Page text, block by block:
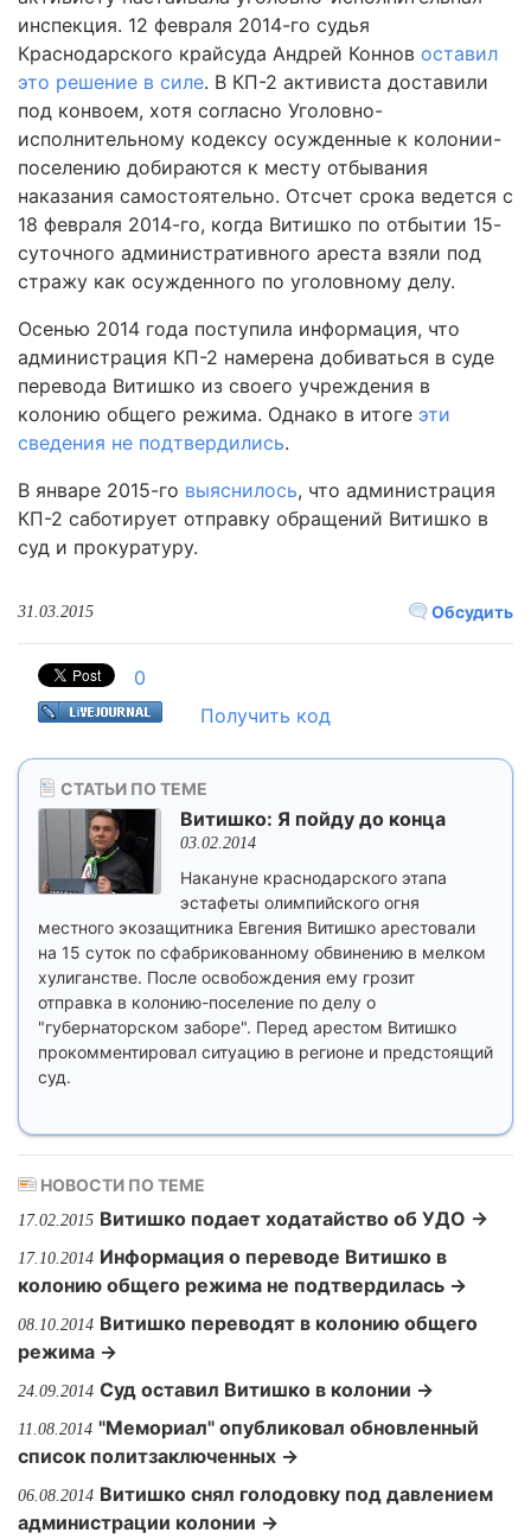
инспекция. 12 февраля 2014-го судья
Краснодарского крайсуда Андрей Коннов оставил
это решение в силе. В КП-2 активиста доставили
под конвоем, хотя согласно Уголовно-
исполнительному кодексу осужденные к колонии-
поселению добираются к месту отбывания
наказания самостоятельно. Отсчет срока ведется с
18 февраля 2014-го, когда Витишко по отбытии 15-
суточного административного ареста взяли под
стражу как осужденного по уголовному делу.
Осенью 2014 года поступила информация, что
администрация КП-2 намерена добиваться в суде
перевода Витишко из своего учреждения в
колонию общего режима. Однако в итоге эти
сведения не подтвердились.
В январе 2015-го выяснилось, что администрация
КП-2 саботирует отправку обращений Витишко в
суд и прокуратуру.
Обсудить
31.03.2015
0
Получить код
СТАТЬИ ПО ТЕМЕ
Витишко: Я пойду до конца
03.02.2014
Накануне краснодарского этапа
эстафеты олимпийского огня
местного экозащитника Евгения Витишко арестовали
на 15 суток по сфабрикованному обвинению в мелком
хулиганстве. После освобождения ему грозит
отправка в колонию-поселение по делу о
"губернаторском заборе". Перед арестом Витишко
прокомментировал ситуацию в регионе и предстоящий
суд.
НОВОСТИ ПО ТЕМЕ
17.02.2015 Витишко подает ходатайство об УДО →
17.10.2014 Информация о переводе Витишко в
колонию общего режима не подтвердилась →
08.10.2014 Витишко переводят в колонию общего
режима →
24.09.2014 Суд оставил Витишко в колонии →
11.08.2014 "Мемориал" опубликовал обновленный
список политзаключенных →
06.08.2014 Витишко снял голодовку под давлением
администрации колонии →